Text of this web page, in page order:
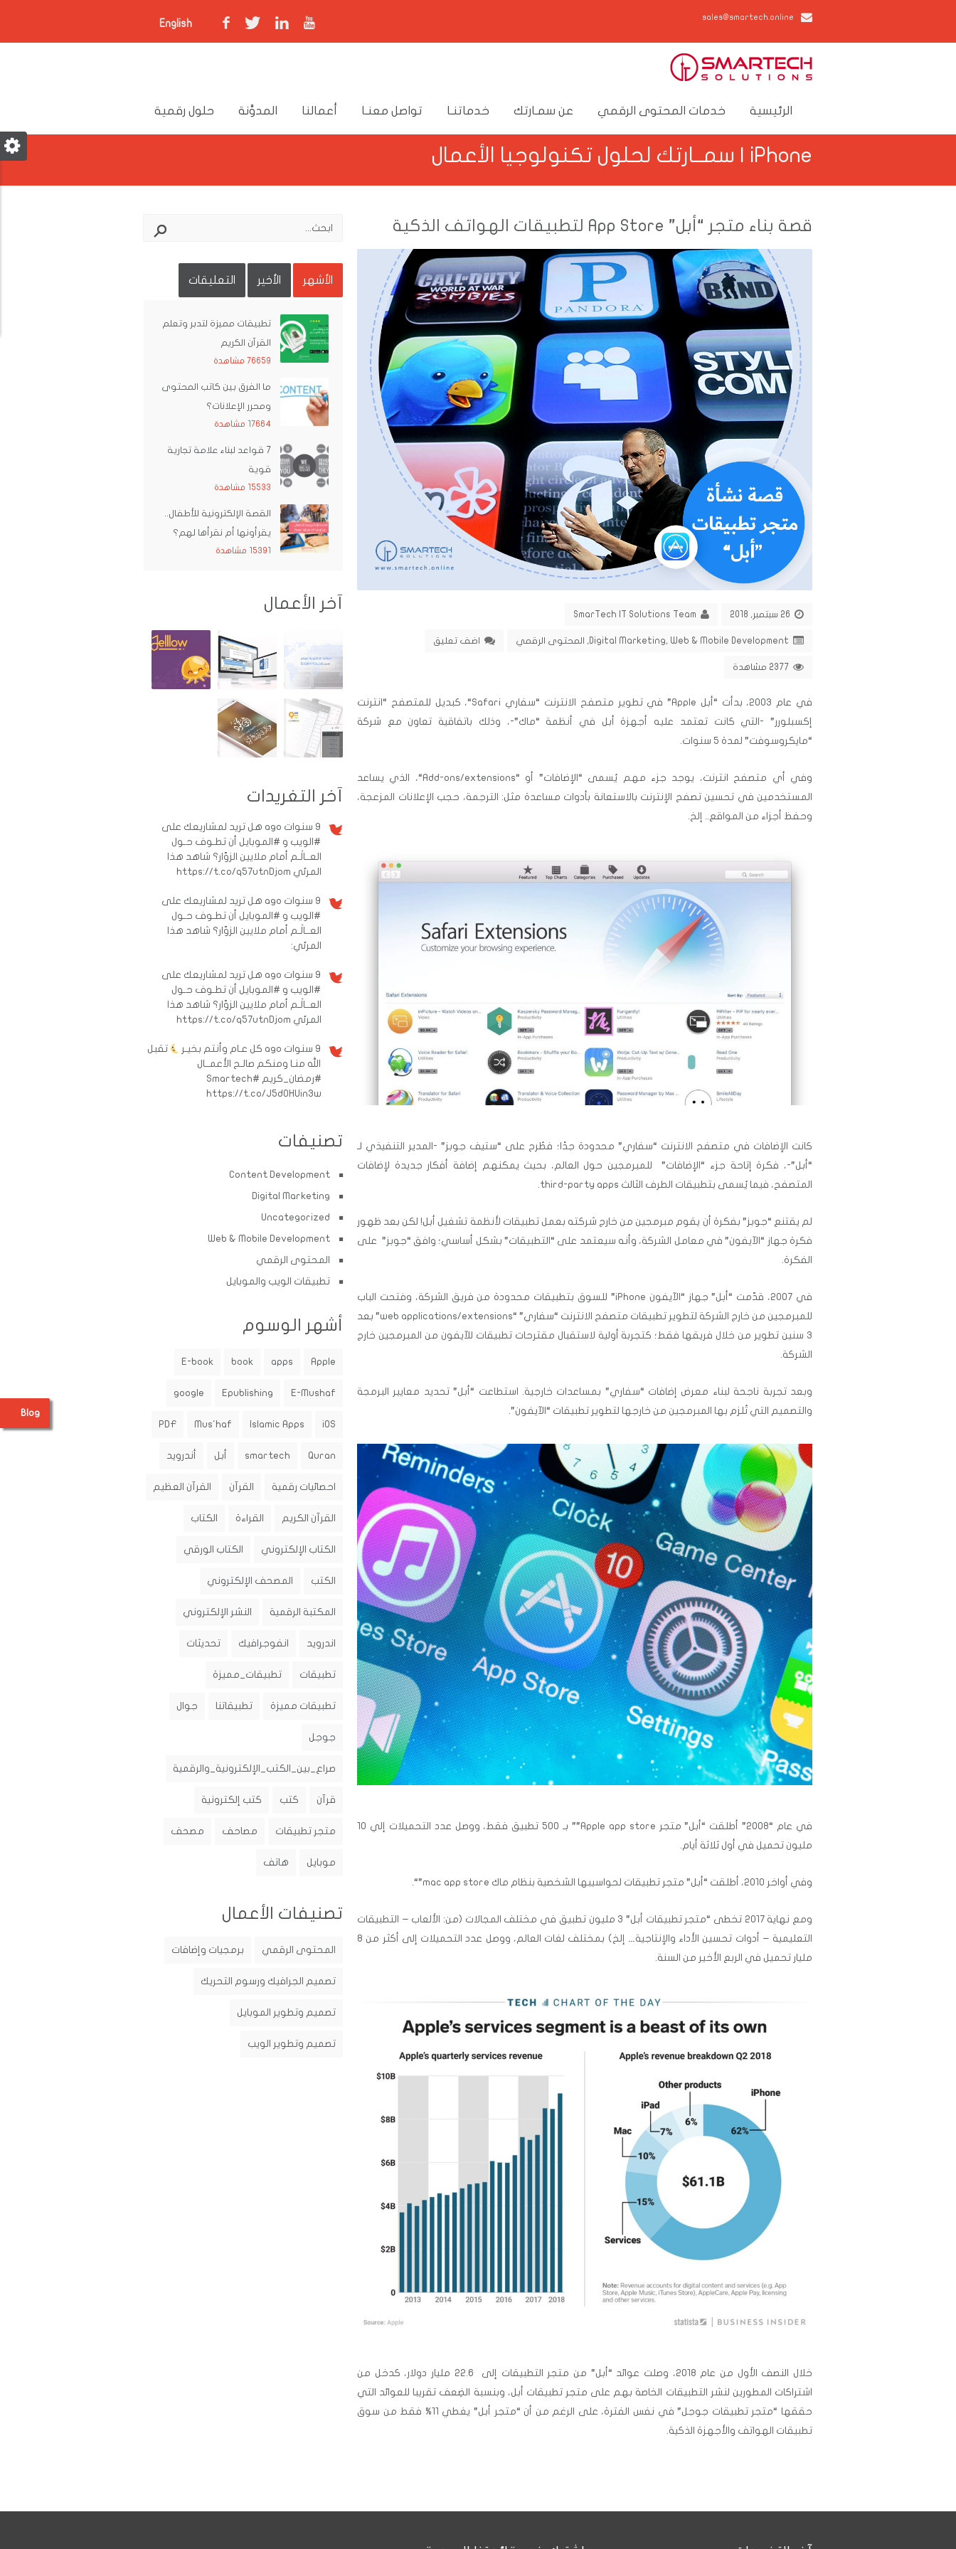
sales@smartech.online
English
الرئيسية خدمات المحتوى الرقمي عن سمـارتك خدماتنـا تواصل معنـا أعمالنا المدوَّنة حلول رقمية
iPhone | سمــارتك لحلول تكنولوجيا الأعمال
قصة بناء متجر “أبل” App Store لتطبيقات الهواتف الذكية
SmarTech IT Solutions Team
Digital Marketing, Web & Mobile Development
, المحتوى الرقمي اضف تعليق
في عام 2003، بدأت “أبل Apple” في تطوير متصفح الانترنت “سفاري Safari“، كبديل للمتصفح “انترنت
إكسبلورر” -التي كانت تعتمد عليه أجهزة أبل في أنظمة “ماك”-، وذلك باتفاقية تعاون مع شركة
“مايكروسوفت” لمدة 5 سنوات.
وفي أي متصفح انترنت، يوجد جزء مهم يُسمى “الإضافات” أو “Add-ons/extensions“، الذي يساعد
المستخدمين في تحسين تصفح الإنترنت بالاستعانة بأدوات مساعدة مثل: الترجمة، حجب الإعلانات المزعجة،
وحفظ أجزاء من المواقع.. إلخ.
كانت الإضافات في متصفح الانترنت “سفاري” محدودة جدًا؛ فطُرح على “ستيف جوبز” -المدير التنفيذي لـ
“أبل”-، فكرة إتاحة جزء “الإضافات” للمبرمجين حول العالم، بحيث يمكنهم إضافة أفكار جديدة لإضافات
المتصفح، فيما يُسمى بتطبيقات الطرف الثالث third-party apps
.
لم يقتنع “جوبز” بفكرة أن يقوم مبرمجين من خارج شركته بعمل تطبيقات لأنظمة تشغيل أبل! لكن بعد ظهور
فكرة جهاز “الآيفون” في معامل الشركة، وأنه سيعتمد على “التطبيقات” بشكل أساسي؛ وافق “جوبز” على
الفكرة.
في 2007، قدّمت “أبل” جهاز “الآيفون iPhone” للسوق بتطبيقات محدودة من فريق الشركة، وفتحت الباب
للمبرمجين من خارج الشركة لتطوير تطبيقات متصفح الانترنت “سفاري” “web applications/extensions”
بعد
3 سنين تطوير من خلال فريقها فقط؛ كتجربة أولية لاستقبال مقترحات تطبيقات للآيفون من المبرمجين خارج
الشركة.
وبعد تجربة ناجحة لبناء معرض إضافات “سفاري” بمساعدات خارجية. استطاعت “أبل” تحديد معايير البرمجة
والتصميم التي تُلزم بها المبرمجين من خارجها لتطوير تطبيقات “الآيفون”.
في عام “2008” أطلقت “أبل” متجر Apple app store””
بـ 500 تطبيق فقط، ووصل عدد التحميلات إلي 10
مليون تحميل في أول ثلاثة أيام.
وفي أواخر 2010، أطلقت “أبل” متجر تطبيقات لحواسيبها الشخصية بنظام ماك mac app store”
“.
ومع نهاية 2017 تخطى “متجر تطبيقات أبل” 3 مليون تطبيق في مختلف المجالات
(من: الألعاب – التطبيقات
التعليمية – أدوات تحسين الأداء والإنتاجية… إلخ) بمختلف لغات العالم، ووصل عدد التحميلات إلى أكثر من 8
مليار تحميل في الربع الأخير من السنة.
خلال النصف الأول من عام 2018، وصلت عوائد “أبل” من متجر التطبيقات إلى 22.6 مليار دولار، كدخل من
اشتراكات المطورين لنشر التطبيقات الخاصة بهم على متجر تطبيقات أبل، وبنسبة الضِعف تقريبا للعوائد التي
حققها “متجر تطبيقات جوجل” في نفس الفترة، على الرغم من أن “متجر أبل” يغطي 11% فقط من سوق
تطبيقات الهواتف والأجهزة الذكية.
الأشهر الأخير التعليقات
تطبيقات مميزة لتدبر وتعلم
القرآن الكريم
76659 مشاهدة
ما الفرق بين كاتب المحتوى
ومحرر الإعلانات؟
17664 مشاهدة
7 قواعد لبناء علامة تجارية
قوية
15533 مشاهدة
القصة الإلكترونية للأطفال..
يقرأونها أم نقرأها لهم؟
15391 مشاهدة
آخر الأعمال
آخر التغريدات
9 سنوات ago
هل تريد لمشاريعك على
#الويب و #الموبايل أن تطـوف حـول
العــالَـم أمام ملايين الزوّار؟ شاهد هذا
المرئي https://t.co/q57utnDjom
9 سنوات ago
هل تريد لمشاريعك على
#الويب و #الموبايل أن تطـوف حـول
العــالَـم أمام ملايين الزوّار؟ شاهد هذا
المرئي:
9 سنوات ago
هل تريد لمشاريعك على
#الويب و #الموبايل أن تطـوف حـول
العــالَـم أمام ملايين الزوّار؟ شاهد هذا
المرئي https://t.co/q57utnDjom
9 سنوات ago كل عـام وأنتم بخيـر
تقبل
الله منـا ومنكم صالـح الأعمــال
#رمضان_كريم #Smartech
https://t.co/J5d0HUin3w
تصنيفات
Content Development
Digital Marketing
Uncategorized
Web & Mobile Development
المحتوى الرقمي
تطبيقات الويب والموبايل
أشهر الوسوم
Apple
apps
book
E-book
E-Mushaf
Epublishing
google
iOS
Islamic Apps
Mus'haf
PDF
Quran
smartech أبل أندرويد
احصائيات رقمية القرآن القرآن العظيم
القرآن الكريم القراءة الكتاب
الكتاب الإلكتروني الكتاب الورقي
الكتب المصحف الإلكتروني
المكتبة الرقمية النشر الإلكتروني
اندرويد انفوجرافيك تحديثات
تطبيقات تطبيقات_مميزة
تطبيقات مميزة تطبيقاتنا جوال
جوجل
صراع_بين_الكتب_الإلكترونية_والرقمية
قرآن كتب كتب إلكترونية
متجر تطبيقات مصاحف مصحف
موبايل هاتف
تصنيفات الأعمال
المحتوى الرقمي برمجيات وإضافات
تصميم الجرافيك ورسوم التحريك
تصميم وتطوير الموبايل
تصميم وتطوير الويب
Blog